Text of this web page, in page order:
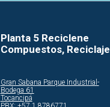
Planta 5 Reciclene
Compuestos, Reciclaje
Gran Sabana Parque Industrial-
Bodega 61
Tocancipá